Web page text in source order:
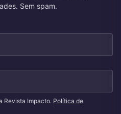
Sem spam.
Revista Impacto. Política de